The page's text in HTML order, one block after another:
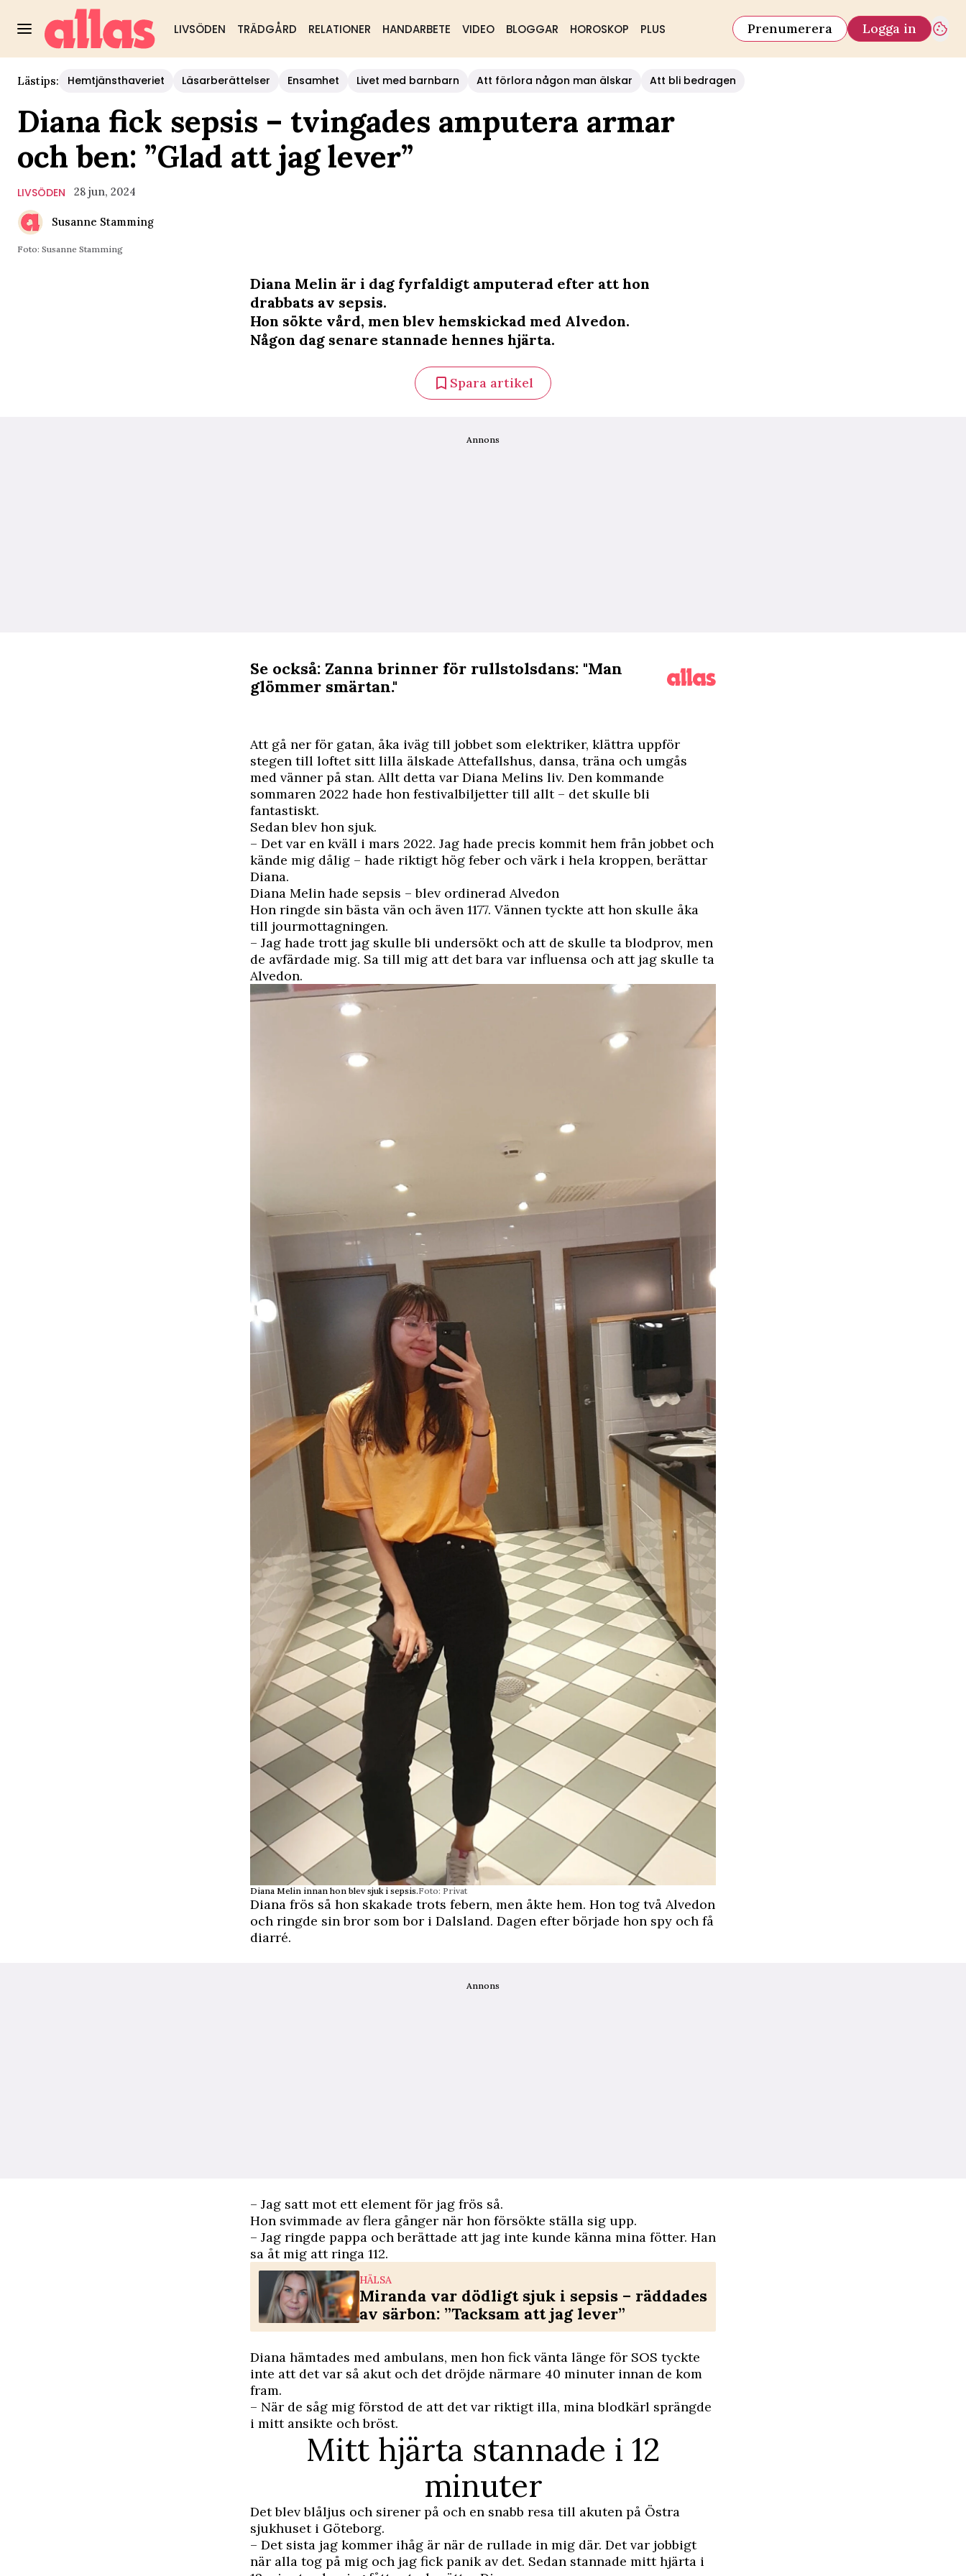
LIVSÖDEN TRÄDGÅRD RELATIONER HANDARBETE VIDEO BLOGGAR HOROSKOP PLUS Prenumerera Logga in
Lästips: Hemtjänsthaveriet Läsarberättelser Ensamhet Livet med barnbarn Att förlora någon man älskar Att bli bedragen
Diana fick sepsis – tvingades amputera armar
och ben: ”Glad att jag lever”
LIVSÖDEN 28 jun, 2024
Susanne Stamming
Foto: Susanne Stamming
Diana Melin är i dag fyrfaldigt amputerad efter att hon
drabbats av sepsis.
Hon sökte vård, men blev hemskickad med Alvedon.
Någon dag senare stannade hennes hjärta.
Spara artikel
Annons
Se också: Zanna brinner för rullstolsdans: "Man
glömmer smärtan."
Att gå ner för gatan, åka iväg till jobbet som elektriker, klättra uppför
stegen till loftet sitt lilla älskade Attefallshus, dansa, träna och umgås
med vänner på stan. Allt detta var Diana Melins liv. Den kommande
sommaren 2022 hade hon festivalbiljetter till allt – det skulle bli
fantastiskt.
Sedan blev hon sjuk.
– Det var en kväll i mars 2022. Jag hade precis kommit hem från jobbet och
kände mig dålig – hade riktigt hög feber och värk i hela kroppen, berättar
Diana.
Diana Melin hade sepsis – blev ordinerad Alvedon
Hon ringde sin bästa vän och även 1177. Vännen tyckte att hon skulle åka
till jourmottagningen.
– Jag hade trott jag skulle bli undersökt och att de skulle ta blodprov, men
de avfärdade mig. Sa till mig att det bara var influensa och att jag skulle ta
Alvedon.
Diana Melin innan hon blev sjuk i sepsis.Foto: Privat
Diana frös så hon skakade trots febern, men åkte hem. Hon tog två Alvedon
och ringde sin bror som bor i Dalsland. Dagen efter började hon spy och få
diarré.
Annons
– Jag satt mot ett element för jag frös så.
Hon svimmade av flera gånger när hon försökte ställa sig upp.
– Jag ringde pappa och berättade att jag inte kunde känna mina fötter. Han
sa åt mig att ringa 112.
HÄLSA
Miranda var dödligt sjuk i sepsis – räddades
av särbon: ”Tacksam att jag lever”
Diana hämtades med ambulans, men hon fick vänta länge för SOS tyckte
inte att det var så akut och det dröjde närmare 40 minuter innan de kom
fram.
– När de såg mig förstod de att det var riktigt illa, mina blodkärl sprängde
i mitt ansikte och bröst.
Mitt hjärta stannade i 12
minuter
Det blev blåljus och sirener på och en snabb resa till akuten på Östra
sjukhuset i Göteborg.
– Det sista jag kommer ihåg är när de rullade in mig där. Det var jobbigt
när alla tog på mig och jag fick panik av det. Sedan stannade mitt hjärta i